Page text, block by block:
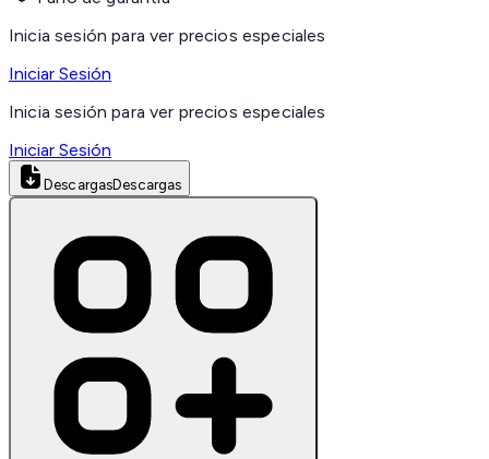
Inicia sesión para ver precios especiales
Iniciar Sesión
Inicia sesión para ver precios especiales
Iniciar Sesión
DescargasDescargas